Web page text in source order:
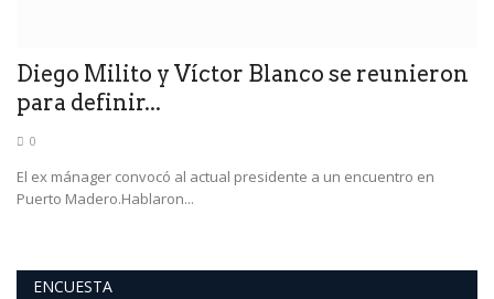
Diego Milito y Víctor Blanco se reunieron
para definir...
0
El ex mánager convocó al actual presidente a un encuentro en
Puerto Madero.Hablaron...
ENCUESTA